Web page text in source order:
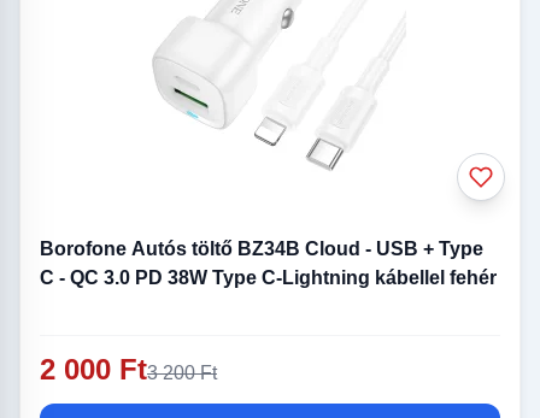
Borofone Autós töltő BZ34B Cloud - USB + Type
C - QC 3.0 PD 38W Type C-Lightning kábellel fehér
2 000 Ft3 200 Ft